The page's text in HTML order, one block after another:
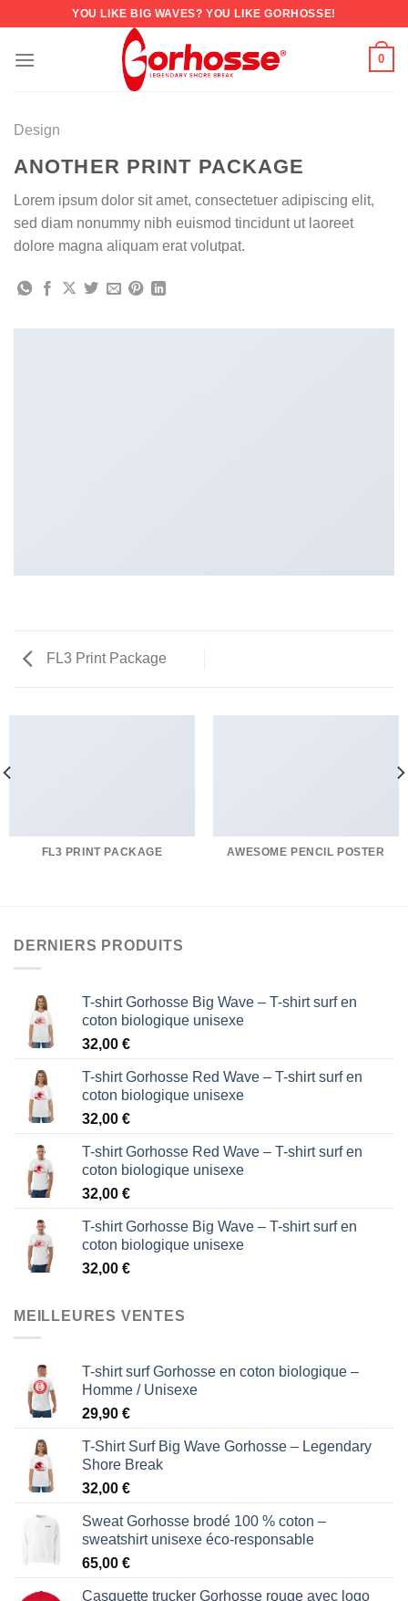
YOU LIKE BIG WAVES? YOU LIKE GORHOSSE!
0
Design
ANOTHER PRINT PACKAGE
Lorem ipsum dolor sit amet, consectetuer adipiscing elit,
sed diam nonummy nibh euismod tincidunt ut laoreet
dolore magna aliquam erat volutpat.
FL3 Print Package
FL3 PRINT PACKAGE AWESOME PENCIL POSTER
DERNIERS PRODUITS
T-shirt Gorhosse Big Wave – T-shirt surf en
coton biologique unisexe
32,00 €
T-shirt Gorhosse Red Wave – T-shirt surf en
coton biologique unisexe
32,00 €
T-shirt Gorhosse Red Wave – T-shirt surf en
coton biologique unisexe
32,00 €
T-shirt Gorhosse Big Wave – T-shirt surf en
coton biologique unisexe
32,00 €
MEILLEURES VENTES
T-shirt surf Gorhosse en coton biologique –
Homme / Unisexe
29,90 €
T-Shirt Surf Big Wave Gorhosse – Legendary
Shore Break
32,00 €
Sweat Gorhosse brodé 100 % coton –
sweatshirt unisexe éco-responsable
65,00 €
Casquette trucker Gorhosse rouge avec logo